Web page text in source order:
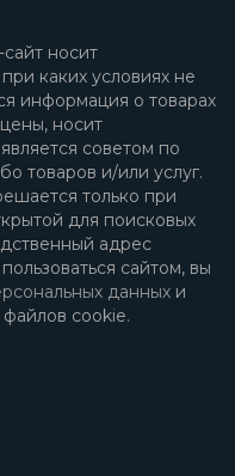
носит
каких условиях не
информация о товарах
носит
советом по
товаров и/или услуг.
только при
для поисковых
адрес
сайтом, вы
данных и
файлов cookie.